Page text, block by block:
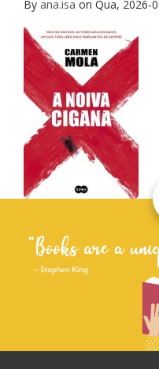
By ana.isa on Qua, 2026-